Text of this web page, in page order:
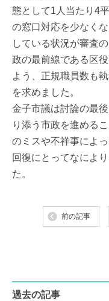
態として1人当たり4
の窓口対応を少なく
している状況が審査
政の最前線である区
よう、正規職員数も
を求めました。
金子市議は討論の最
り添う市政を進める
のミスや不祥事によ
回復にとってなによ
た。
前の記事
過去の記事